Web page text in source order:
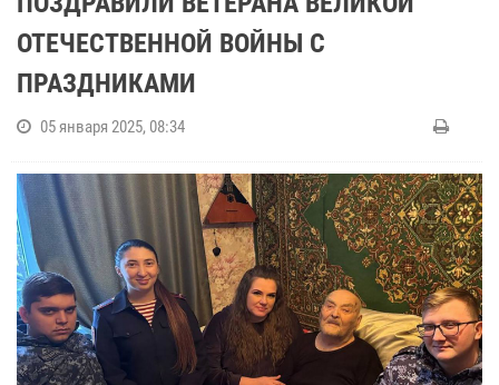
ОТЕЧЕСТВЕННОЙ ВОЙНЫ С
ПРАЗДНИКАМИ
05 января 2025, 08:34